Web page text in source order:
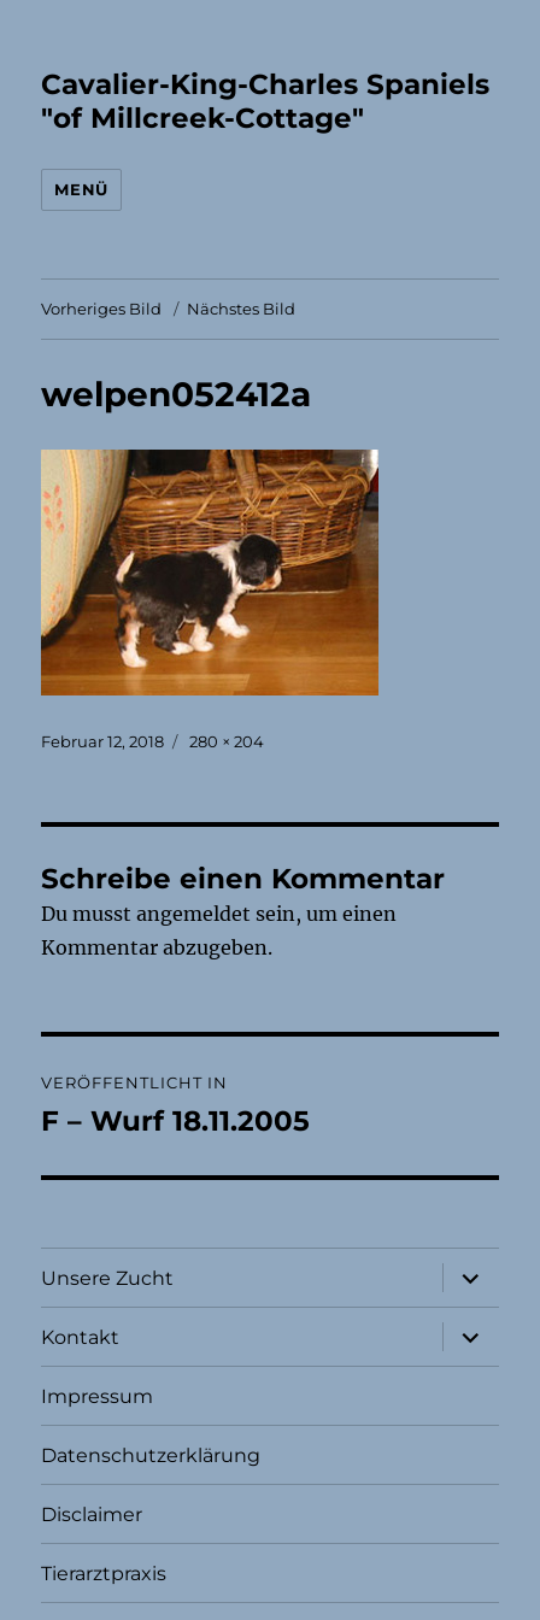
Cavalier-King-Charles Spaniels
"of Millcreek-Cottage"
MENÜ
Vorheriges Bild Nächstes Bild
welpen052412a
Veröffentlicht
Februar 12, 2018 Originalgröße
280 × 204
Schreibe einen Kommentar
Du musstangemeldet sein, um einen
Kommentar abzugeben.
VERÖFFENTLICHT IN
F – Wurf 18.11.2005
Unsere Zucht
öffnen
Kontakt
öffnen
Impressum
Datenschutzerklärung
Disclaimer
Tierarztpraxis